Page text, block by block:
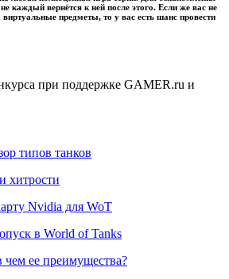
каждый вернётся к ней после этого. Если же вас не
предметы, то у вас есть шанс провести
при поддержке GAMER.ru и
типов танков
хитрости
Nvidia для WoT
в World of Tanks
чем ее преимущества?